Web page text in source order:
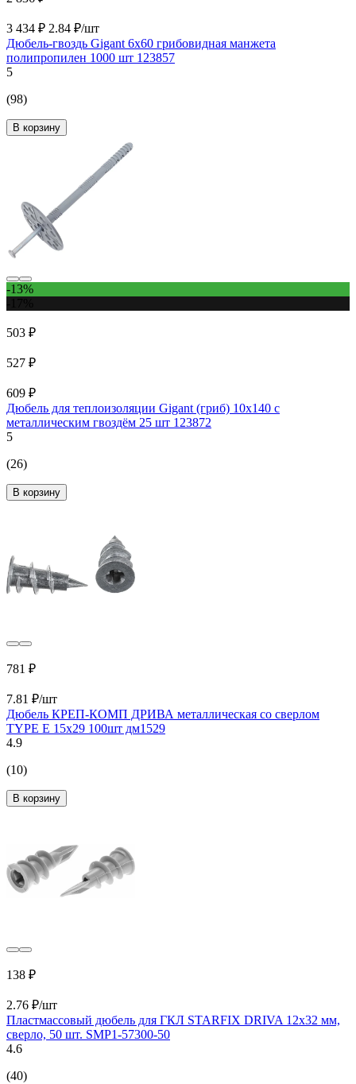
3 434 ₽ 2.84 ₽/шт
Дюбель-гвоздь Gigant 6x60 грибовидная манжета
полипропилен 1000 шт 123857
5
(98)
В корзину
-13%
503 ₽
527 ₽
609 ₽
Дюбель для теплоизоляции Gigant (гриб) 10x140 с
металлическим гвоздём 25 шт 123872
5
(26)
В корзину
781 ₽
7.81 ₽/шт
Дюбель КРЕП-КОМП ДРИВА металлическая со сверлом
TYPE E 15х29 100шт дм1529
4.9
(10)
В корзину
138 ₽
2.76 ₽/шт
Пластмассовый дюбель для ГКЛ STARFIX DRIVA 12x32 мм,
сверло, 50 шт. SMP1-57300-50
4.6
(40)